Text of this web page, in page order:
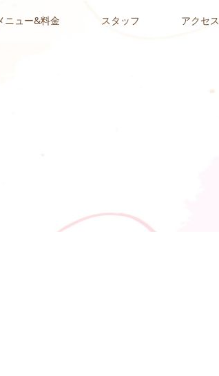
ニュー&料金 スタッフ アクセス